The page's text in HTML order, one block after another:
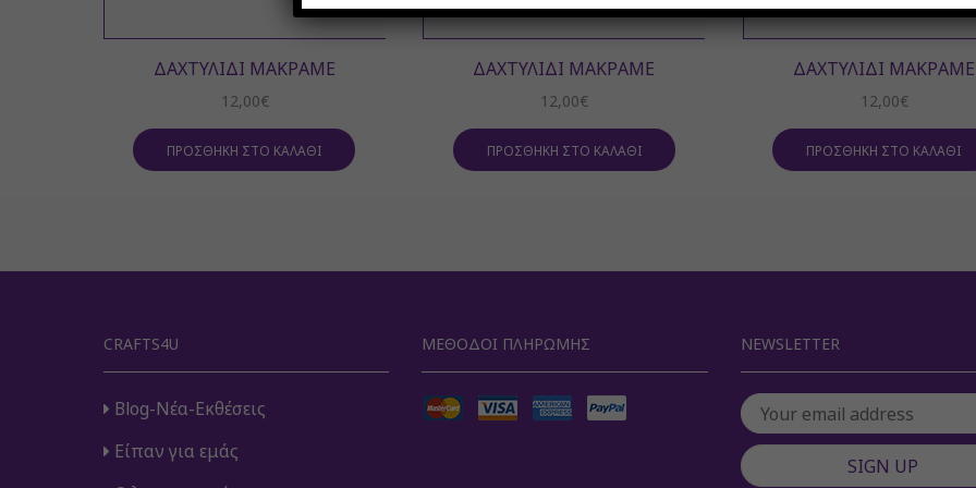
ΔΑΧΤΥΛΊΔΙ ΜΑΚΡΑΜΈ
12,00€
ΠΡΟΣΘΉΚΗ ΣΤΟ ΚΑΛΆΘΙ
ΔΑΧΤΥΛΊΔΙ ΜΑΚΡΑΜΈ
12,00€
ΠΡΟΣΘΉΚΗ ΣΤΟ ΚΑΛΆΘΙ
ΔΑΧΤΥΛΊΔΙ ΜΑΚΡΑΜΈ
12,00€
ΠΡΟΣΘΉΚΗ ΣΤΟ ΚΑΛΆΘΙ
CRAFTS4U
Blog-Νέα-Εκθέσεις
Είπαν για εμάς
ΜΈΘΟΔΟΙ ΠΛΗΡΩΜΉΣ NEWSLETTER